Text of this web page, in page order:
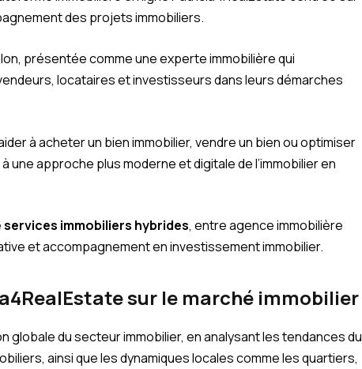
des projets immobiliers.
présentée comme une experte immobilière qui
locataires et investisseurs dans leurs démarches
à acheter un bien immobilier, vendre un bien ou optimiser
une approche plus moderne et digitale de l’immobilier en
services immobiliers hybrides, entre agence immobilière
et accompagnement en investissement immobilier.
sur le marché immobilier
globale du secteur immobilier, en analysant les tendances du
ainsi que les dynamiques locales comme les quartiers,